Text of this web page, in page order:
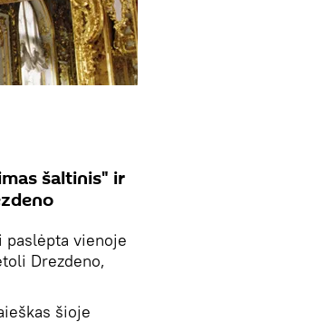
šaltinis" ir
paslėpta vienoje
Drezdeno,
šioje